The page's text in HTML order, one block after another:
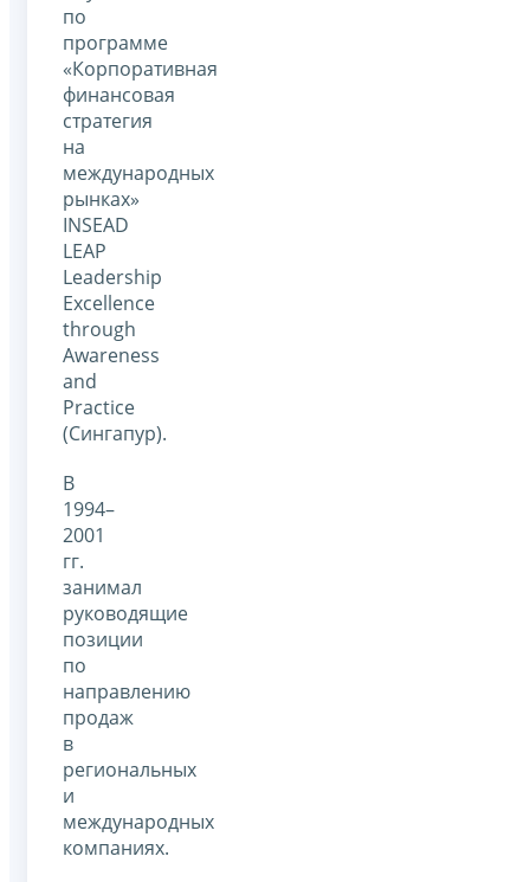
по
программе
«Корпоративная
финансовая
стратегия
на
международных
рынках»
INSEAD
LEAP
Leadership
Excellence
through
Awareness
and
Practice
(Сингапур).
В
1994–
2001
гг.
занимал
руководящие
позиции
по
направлению
продаж
в
региональных
и
международных
компаниях.